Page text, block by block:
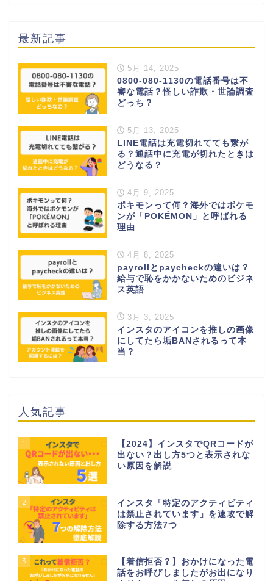
最新記事
5月 14, 2025
0800-080-1130の電話番号は不
審な電話？怪しい詐欺・世論調査
どっち？
5月 13, 2025
LINE電話は充電切れてても繋が
る？通話中に充電が切れたときは
どうなる？
4月 9, 2025
ポキモンって何？海外ではポケモ
ンが「POKÉMON」と呼ばれる
理由
4月 8, 2025
payrollとpaycheckの違いは？
給与で恥をかかないためのビジネ
ス英語
3月 3, 2025
インスタのアイコンを推しの画像
にしてたら垢BANされるって本
当？
人気記事
1
【2024】インスタでQRコードが
出ない？出し方5つと表示されな
い原因を解説
2
インスタ「特定のアクティビティ
は禁止されています」を速攻で解
除する方法7つ
3
【着信拒否？】おかけになった電
話をお呼びしましたがお出になり